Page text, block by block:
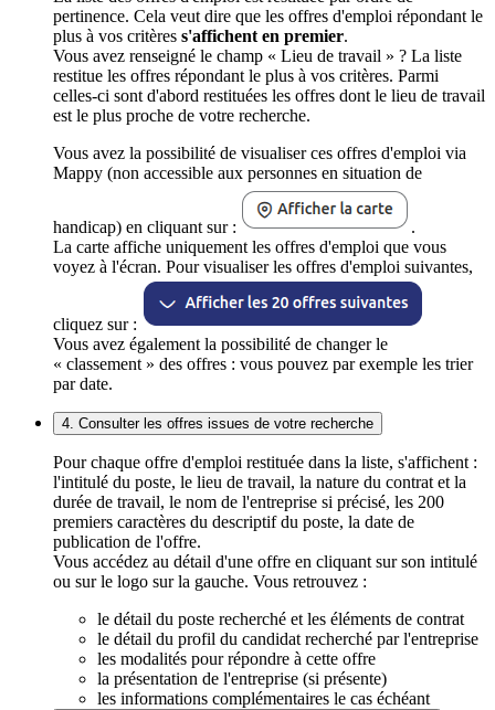
pertinence. Cela veut dire que les offres d'emploi répondant le
plus à vos critères s'affichent en premier.
Vous avez renseigné le champ « Lieu de travail » ? La liste
restitue les offres répondant le plus à vos critères. Parmi
celles-ci sont d'abord restituées les offres dont le lieu de travail
est le plus proche de votre recherche.
Vous avez la possibilité de visualiser ces offres d'emploi via
Mappy (non accessible aux personnes en situation de
handicap) en cliquant sur :
.
La carte affiche uniquement les offres d'emploi que vous
voyez à l'écran. Pour visualiser les offres d'emploi suivantes,
cliquez sur :
Vous avez également la possibilité de changer le
« classement » des offres : vous pouvez par exemple les trier
par date.
4. Consulter les offres issues de votre recherche
Pour chaque offre d'emploi restituée dans la liste, s'affichent :
l'intitulé du poste, le lieu de travail, la nature du contrat et la
durée de travail, le nom de l'entreprise si précisé, les 200
premiers caractères du descriptif du poste, la date de
publication de l'offre.
Vous accédez au détail d'une offre en cliquant sur son intitulé
ou sur le logo sur la gauche. Vous retrouvez :
le détail du poste recherché et les éléments de contrat
le détail du profil du candidat recherché par l'entreprise
les modalités pour répondre à cette offre
la présentation de l'entreprise (si présente)
les informations complémentaires le cas échéant